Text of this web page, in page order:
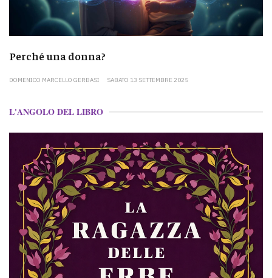
Perché una donna?
DOMENICO MARCELLO GERBASI SABATO 13 SETTEMBRE 2025
L'ANGOLO DEL LIBRO